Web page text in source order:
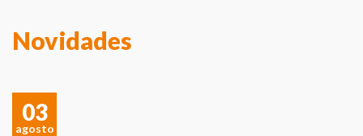
Novidades
03
agosto